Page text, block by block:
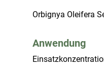
Orbignya Oleifera
Anwendung